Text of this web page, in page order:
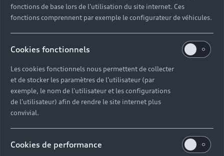
fonctions de base lors de l'utilisation du site internet. Ces
fonctions comprennent par exemple le configurateur de véhicules.
Cookies fonctionnels
Les cookies fonctionnels nous permettent de collecter
et de stocker les paramètres de l'utilisateur (par
exemple, le nom de l'utilisateur et les configurations
de l'utilisateur) afin de rendre le site internet plus
convivial.
Cookies de performance